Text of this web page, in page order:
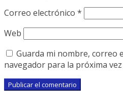
Correo electrónico *
Web
Guarda mi nombre, correo
navegador para la próxima